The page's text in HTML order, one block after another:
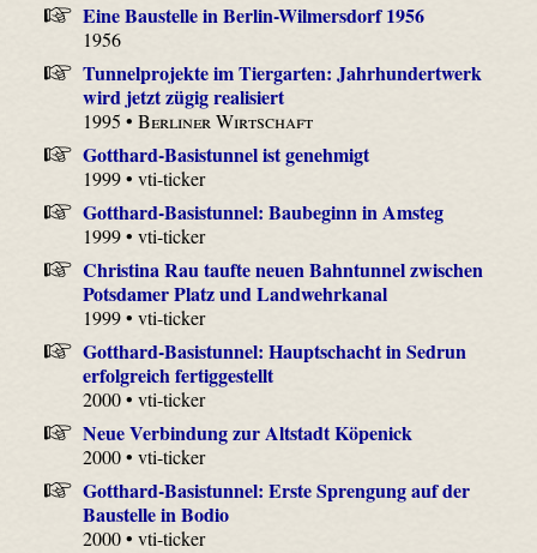
Eine Baustelle in Berlin-Wilmersdorf 1956
1956
Tunnelprojekte im Tiergarten: Jahrhundertwerk
wird jetzt zügig realisiert
1995 •Berliner Wirtschaft
Gotthard-Basistunnel ist genehmigt
1999 • vti-ticker
Gotthard-Basistunnel: Baubeginn in Amsteg
1999 • vti-ticker
Christina Rau taufte neuen Bahntunnel zwischen
Potsdamer Platz und Landwehrkanal
1999 • vti-ticker
Gotthard-Basistunnel: Hauptschacht in Sedrun
erfolgreich fertiggestellt
2000 • vti-ticker
Neue Verbindung zur Altstadt Köpenick
2000 • vti-ticker
Gotthard-Basistunnel: Erste Sprengung auf der
Baustelle in Bodio
2000 • vti-ticker